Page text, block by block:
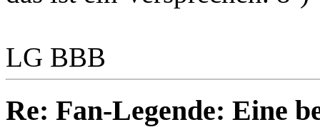
LG BBB
Re: Fan-Legende: Eine